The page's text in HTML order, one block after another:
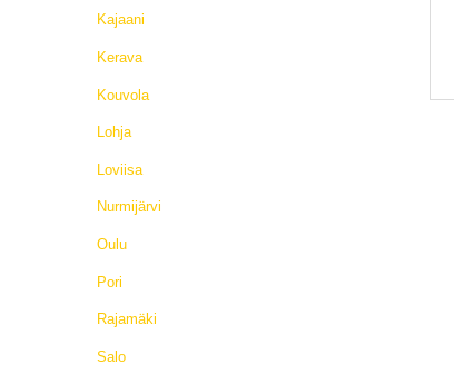
Kajaani
Kerava
Kouvola
Lohja
Loviisa
Nurmijärvi
Oulu
Pori
Rajamäki
Salo